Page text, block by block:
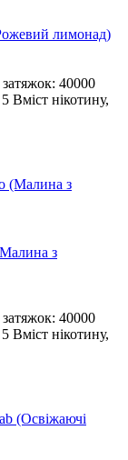
лимонад)
затяжок: 40000
5 Вміст нікотину,
з
затяжок: 40000
5 Вміст нікотину,